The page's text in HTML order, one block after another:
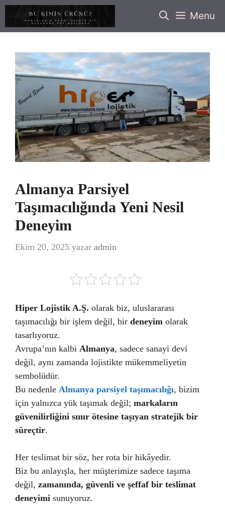
İçeriğe
Menu
Almanya Parsiyel
Taşımacılığında Yeni Nesil
Deneyim
Ekim 20, 2025 yazar admin
Hiper Lojistik A.Ş. olarak biz, uluslararası
taşımacılığı bir işlem değil, bir deneyim olarak
tasarlıyoruz.
Avrupa’nın kalbi Almanya, sadece sanayi devi
değil, aynı zamanda lojistikte mükemmeliyetin
sembolüdür.
Bu nedenle Almanya parsiyel taşımacılığı, bizim
için yalnızca yük taşımak değil; markaların
güvenilirliğini sınır ötesine taşıyan stratejik bir
süreçtir.
Her teslimat bir söz, her rota bir hikâyedir.
Biz bu anlayışla, her müşterimize sadece taşıma
değil, zamanında, güvenli ve şeffaf bir teslimat
deneyimi sunuyoruz.